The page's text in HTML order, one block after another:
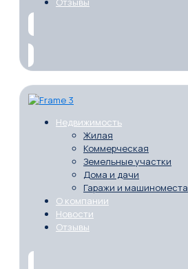
Недвижимость
Жилая
Коммерческая
Земельные участки
Дома и дачи
Гаражи и машиноместа
О компании
Новости
Отзывы